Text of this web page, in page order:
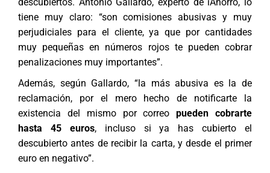
tiene muy claro: “son comisiones abusivas y muy
perjudiciales para el cliente, ya que por cantidades
muy pequeñas en números rojos te pueden cobrar
penalizaciones muy importantes”.
Además, según Gallardo, “la más abusiva es la de
reclamación, por el mero hecho de notificarte la
existencia del mismo por correopueden cobrarte
hasta 45 euros, incluso si ya has cubierto el
descubierto antes de recibir la carta, y desde el primer
euro en negativo”.